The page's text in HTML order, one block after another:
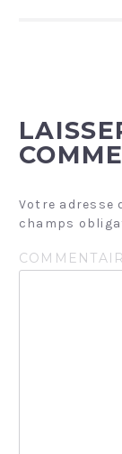
T
I
O
N
D
E
Votre adresse
champs